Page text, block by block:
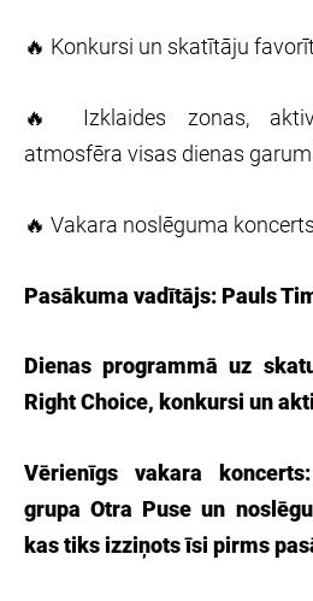
🔥 Konkursi un skatītāju
🔥 Izklaides zonas,
atmosfēra visas dienas
🔥 Vakara noslēguma koncerts
Pasākuma vadītājs: Pauls
Dienas programmā uz
Right Choice, konkursi un
Vērienīgs vakara
grupa Otra Puse un
kas tiks izziņots īsi pirms